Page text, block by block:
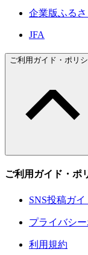
企業版ふる
JFA
ご利用ガイド・ポリ
ご利用ガイド・ポ
SNS投稿ガ
プライバシ
利用規約